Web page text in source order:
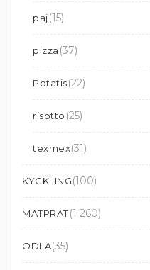
paj(15)
pizza (37)
Potatis(22)
risotto (25)
texmex(31)
KYCKLING(100)
MATPRAT(1 260)
ODLA(35)